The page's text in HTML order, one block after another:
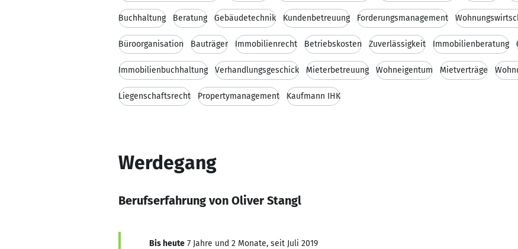
Buchhaltung Beratung Gebäudetechnik Kundenbetreuung Forderungsmanagement
Büroorganisation Bauträger Immobilienrecht Betriebskosten Zuverlässigkeit Immobilienberatung
Immobilienbuchhaltung Verhandlungsgeschick Mieterbetreuung Wohneigentum Mietverträge
Liegenschaftsrecht Propertymanagement Kaufmann IHK
Werdegang
Berufserfahrung von Oliver Stangl
Bis heute 7 Jahre und 2 Monate, seit Juli 2019